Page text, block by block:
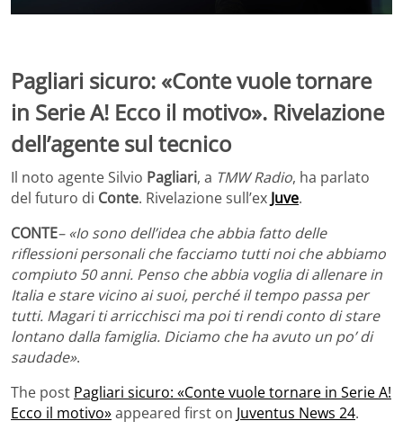
Pagliari sicuro: «Conte vuole tornare
in Serie A! Ecco il motivo». Rivelazione
dell’agente sul tecnico
Il noto agente Silvio Pagliari, a TMW Radio, ha parlato
del futuro di Conte. Rivelazione sull’ex Juve.
CONTE– «Io sono dell’idea che abbia fatto delle
riflessioni personali che facciamo tutti noi che abbiamo
compiuto 50 anni. Penso che abbia voglia di allenare in
Italia e stare vicino ai suoi, perché il tempo passa per
tutti. Magari ti arricchisci ma poi ti rendi conto di stare
lontano dalla famiglia. Diciamo che ha avuto un po’ di
saudade».
The post Pagliari sicuro: «Conte vuole tornare in Serie A!
Ecco il motivo»appeared first on Juventus News 24.